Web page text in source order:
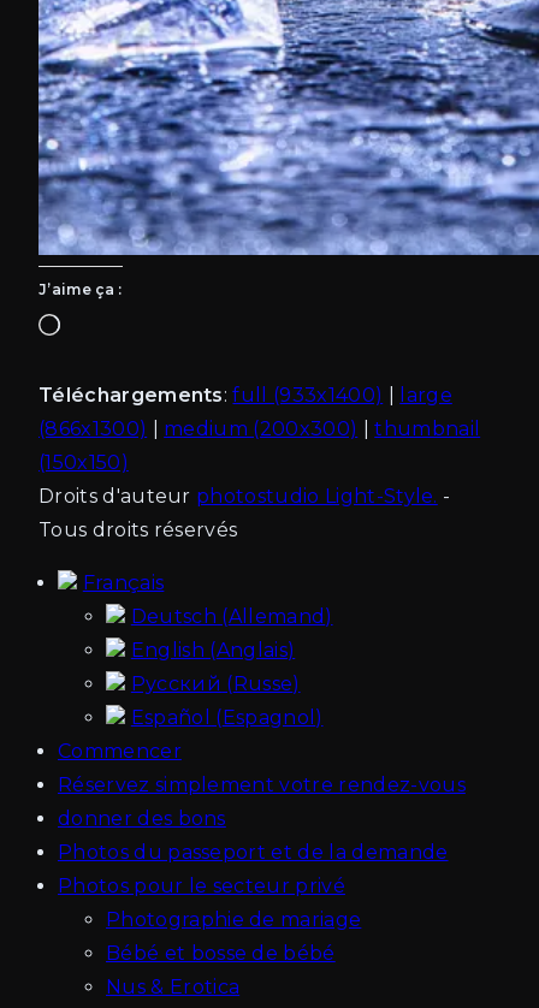
J’aime ça :
Chargement…
Téléchargements:full (933x1400)
large
(866x1300)
medium (200x300) |thumbnail
(150x150)
Droits d'auteur photostudio Light-Style. -
Tous droits réservés
Français
Deutsch (Allemand )
English (Anglais)
Русский (Russe)
Español
(Espagnol )
Commencer
Réservez simplement votre rendez-vous
donner des bons
Photos du passeport et de la demande
Photos pour le secteur privé
Photographie de mariage
Bébé et bosse de bébé
Nus & Erotica